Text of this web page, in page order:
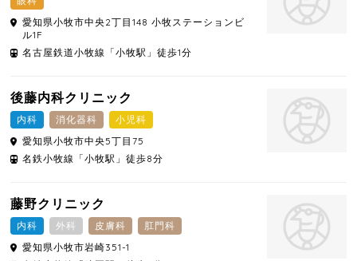
愛知県小牧市中央2丁目148 小牧ステーションビ
ル1F
名古屋鉄道小牧線「小牧駅」徒歩1分
後藤内科クリニック
内科 消化器科
小児科
愛知県小牧市中央5丁目75
名鉄小牧線「小牧駅」徒歩8分
藤野クリニック
内科 外科 皮膚科
肛門科
愛知県小牧市岩崎351-1